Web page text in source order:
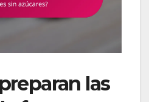
las